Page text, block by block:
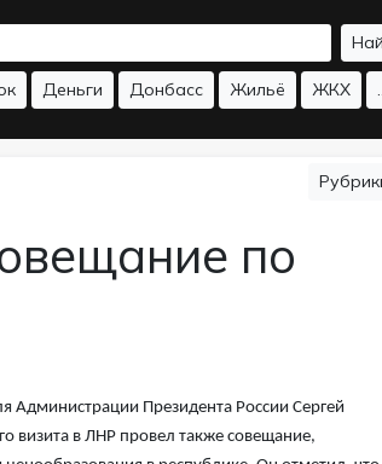
Деньги Донбасс Жильё ЖКХ
по
Администрации Президента России Сергей
визита в ЛНР провел также совещание,